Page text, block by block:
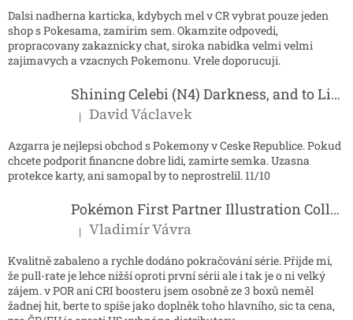
Dalsi nadherna karticka, kdybych mel v CR vybrat pouze jeden
shop s Pokesama, zamirim sem. Okamzite odpovedi,
propracovany zakaznicky chat, siroka nabidka velmi velmi
zajimavych a vzacnych Pokemonu. Vrele doporucuji.
Shining Celebi (N4) Darkness, and to Light...
Hodnocení produktu je 5 z 5 hvězdiček.
| David Václavek
Azgarra je nejlepsi obchod s Pokemony v Ceske Republice. Pokud
chcete podporit financne dobre lidi, zamirte semka. Uzasna
protekce karty, ani samopal by to neprostrelil. 11/10
Pokémon First Partner Illustration Collection - Series 2
Hodnocení produktu je 5 z 5 hvězdiček.
| Vladimír Vávra
Kvalitně zabaleno a rychle dodáno pokračování série. Přijde mi,
že pull-rate je lehce nižší oproti první sérii ale i tak je o ni velký
zájem. v POR ani CRI boosteru jsem osobně ze 3 boxů neměl
žadnej hit, berte to spíše jako doplněk toho hlavního, sic ta cena,